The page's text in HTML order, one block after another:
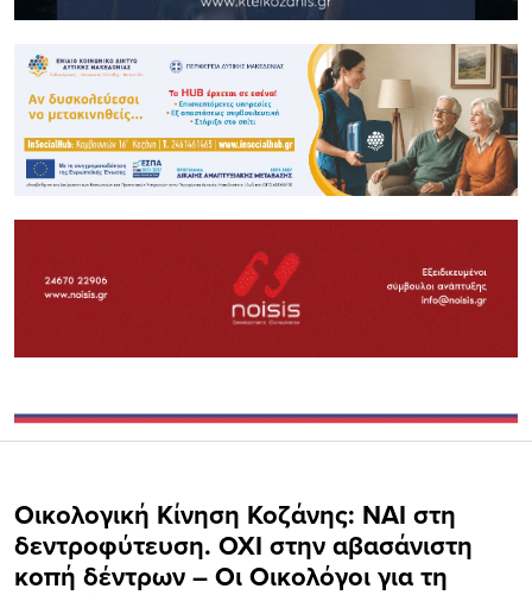
Οικολογική Κίνηση Κοζάνης: ΝAI στη
δεντροφύτευση. OXI στην αβασάνιστη
κοπή δέντρων – Οι Οικολόγοι για τη